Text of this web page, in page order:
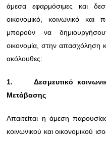
άμεσα εφαρμόσιμες και
οικονομικό, κοινωνικό
μπορούν να
οικονομία, στην απασχόληση
ακόλουθες:
1. Δεσμευτικό
Μετάβασης
Απαιτείται η άμεση
κοινωνικού και οικονομικού